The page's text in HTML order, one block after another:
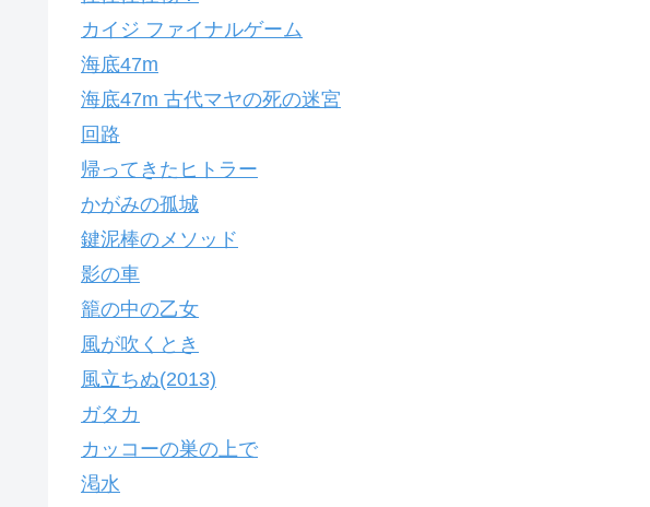
カイジ ファイナルゲーム
海底47m
海底47m 古代マヤの死の迷宮
回路
帰ってきたヒトラー
かがみの孤城
鍵泥棒のメソッド
影の車
籠の中の乙女
風が吹くとき
風立ちぬ(2013)
ガタカ
カッコーの巣の上で
渇水